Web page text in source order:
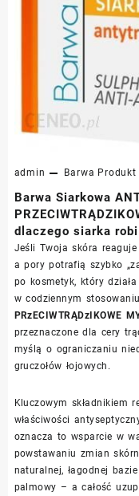
admin Barwa Produkt
Barwa Siarkowa
dlaczego siarka
Jeśli Twoja skóra
a pory potrafią szybko
po kosmetyk, który
w codziennym
PRzECIWTRĄDzIKOWE
przeznaczone dla cery
myślą o ograniczaniu
gruczołów łojowych.
Kluczowym składnikiem
właściwości
oznacza to wsparcie w
powstawaniu zmian
naturalnej, łagodnej
palmowy – a całość